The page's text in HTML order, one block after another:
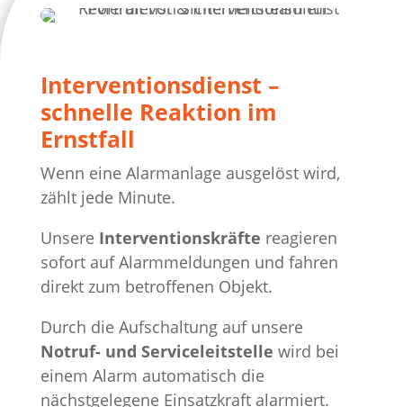
Interventionsdienst –
schnelle Reaktion im
Ernstfall
Wenn eine Alarmanlage ausgelöst wird,
zählt jede Minute.
Unsere Interventionskräfte reagieren
sofort auf Alarmmeldungen und fahren
direkt zum betroffenen Objekt.
Durch die Aufschaltung auf unsere
Notruf- und Serviceleitstelle wird bei
einem Alarm automatisch die
nächstgelegene Einsatzkraft alarmiert.